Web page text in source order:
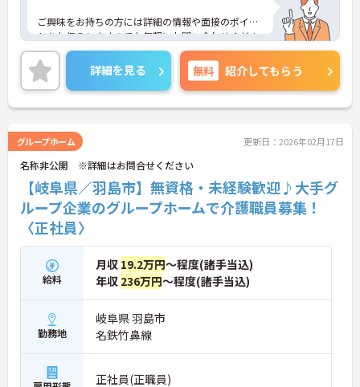
ご興味をお持ちの方には詳細の情報や面接のポイン
トをお伝えしますのでお気軽にお問い合わせくださ
いませ。
詳細を見る 無料 紹介してもらう
グループホーム 更新日：2026年02月17日
名称非公開 ※詳細はお問合せください
【岐阜県／羽島市】無資格・未経験歓迎♪大手グ
ループ企業のグループホームで介護職員募集！
〈正社員〉
給料
月収 19.2万円～程度(諸手当込)
年収 236万円～程度(諸手当込)
勤務地
岐阜県 羽島市
名鉄竹鼻線
正社員(正職員)